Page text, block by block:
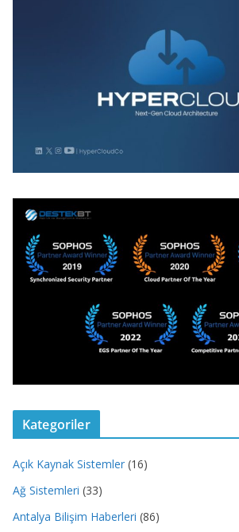
Kategoriler
Açık Kaynak Sistemler (16)
Ağ Sistemleri (33)
Antalya Bilişim Haberleri (86)